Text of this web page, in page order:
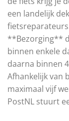
een landelijk
**Bezorging**
binnen enkele
daarna binnen
Afhankelijk van
maximaal vijf
PostNL stuurt